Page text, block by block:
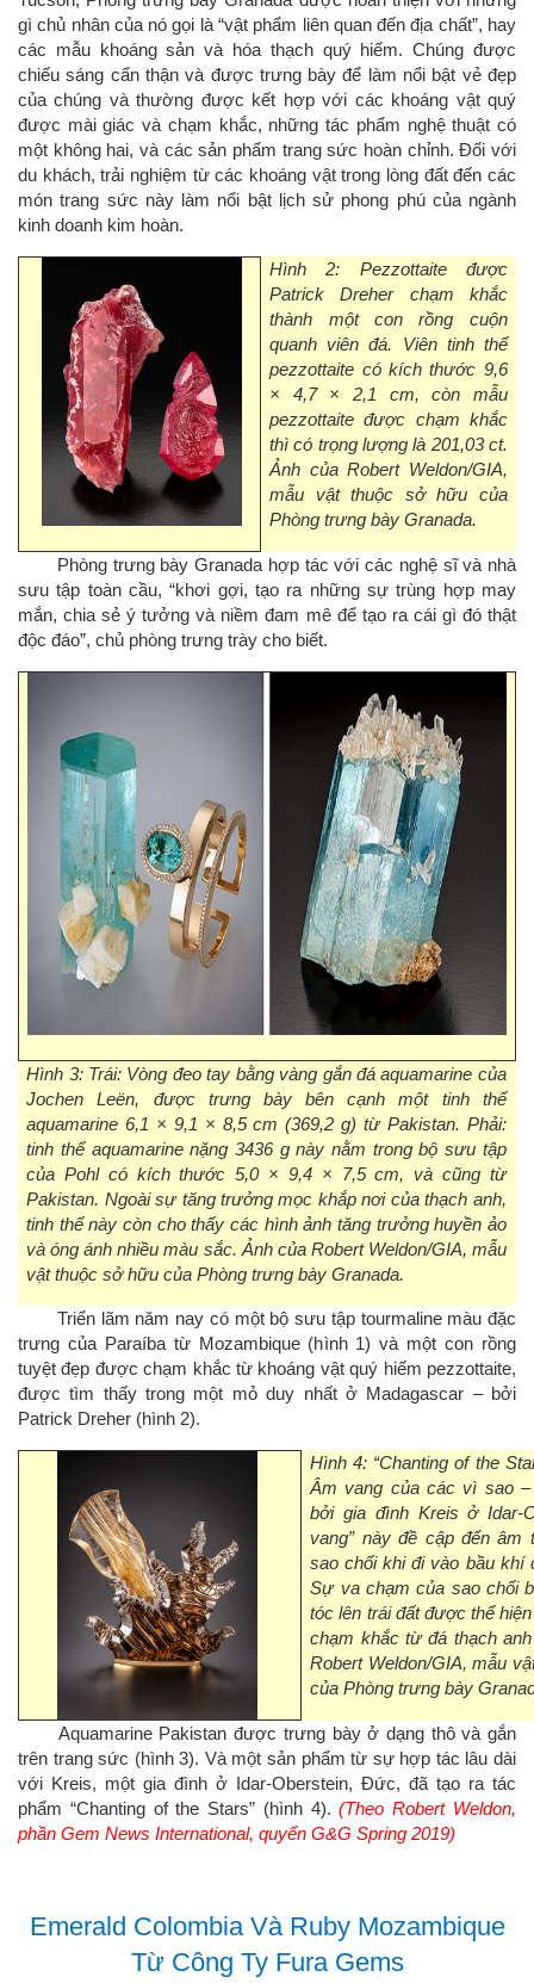
gì chủ nhân của nó gọi là “vật phẩm liên quan đến địa chất”, hay
các mẫu khoáng sản và hóa thạch quý hiếm. Chúng được
chiếu sáng cẩn thận và được trưng bày để làm nổi bật vẻ đẹp
của chúng và thường được kết hợp với các khoáng vật quý
được mài giác và chạm khắc, những tác phẩm nghệ thuật có
một không hai, và các sản phẩm trang sức hoàn chỉnh. Đối với
du khách, trải nghiệm từ các khoáng vật trong lòng đất đến các
món trang sức này làm nổi bật lịch sử phong phú của ngành
kinh doanh kim hoàn.
Hình 2: Pezzottaite được
Patrick Dreher chạm khắc
thành một con rồng cuộn
quanh viên đá. Viên tinh thể
pezzottaite có kích thước 9,6
× 4,7 × 2,1 cm, còn mẫu
pezzottaite được chạm khắc
thì có trọng lượng là 201,03 ct.
Ảnh của Robert Weldon/GIA,
mẫu vật thuộc sở hữu của
Phòng trưng bày Granada.
Phòng trưng bày Granada hợp tác với các nghệ sĩ và nhà
sưu tập toàn cầu, “khơi gợi, tạo ra những sự trùng hợp may
mắn, chia sẻ ý tưởng và niềm đam mê để tạo ra cái gì đó thật
độc đáo”, chủ phòng trưng trày cho biết.
Hình 3: Trái: Vòng đeo tay bằng vàng gắn đá aquamarine của
Jochen Leën, được trưng bày bên cạnh một tinh thể
aquamarine 6,1 × 9,1 × 8,5 cm (369,2 g) từ Pakistan. Phải:
tinh thể aquamarine nặng 3436 g này nằm trong bộ sưu tập
của Pohl có kích thước 5,0 × 9,4 × 7,5 cm, và cũng từ
Pakistan. Ngoài sự tăng trưởng mọc khắp nơi của thạch anh,
tinh thể này còn cho thấy các hình ảnh tăng trưởng huyền ảo
và óng ánh nhiều màu sắc. Ảnh của Robert Weldon/GIA, mẫu
vật thuộc sở hữu của Phòng trưng bày Granada.
Triển lãm năm nay có một bộ sưu tập tourmaline màu đặc
trưng của Paraíba từ Mozambique (hình 1) và một con rồng
tuyệt đẹp được chạm khắc từ khoáng vật quý hiếm pezzottaite,
được tìm thấy trong một mỏ duy nhất ở Madagascar – bởi
Patrick Dreher (hình 2).
Hình 4: “Chanting of the
Âm vang của các vì sao
bởi gia đình Kreis ở Idar-
vang” này đề cập đến âm
sao chổi khi đi vào bầu khí
Sự va chạm của sao chổi
tóc lên trái đất được thể
chạm khắc từ đá thạch
Robert Weldon/GIA, mẫu
của Phòng trưng bày
Aquamarine Pakistan được trưng bày ở dạng thô và gắn
trên trang sức (hình 3). Và một sản phẩm từ sự hợp tác lâu dài
với Kreis, một gia đình ở Idar-Oberstein, Đức, đã tạo ra tác
phẩm “Chanting of the Stars” (hình 4). (Theo Robert Weldon,
phần Gem News International, quyển G&G Spring 2019)
Emerald Colombia Và Ruby Mozambique
Từ Công Ty Fura Gems